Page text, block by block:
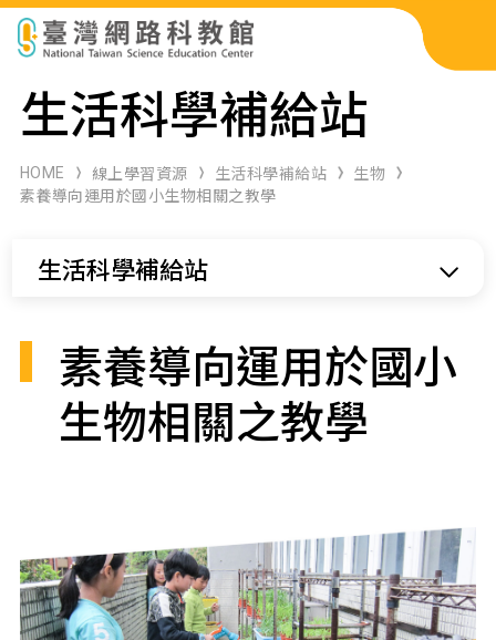
科展作品檢索
科學研習月刊
生活科學補給站
HOME 線上學習資源 生活科學補給站
生物
素養導向運用於國小生物相關之教學
生活科學補給站
素養導向運用於國小
生物相關之教學